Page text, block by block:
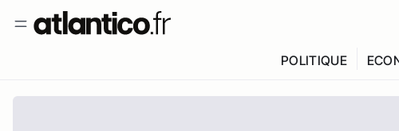
POLITIQUE